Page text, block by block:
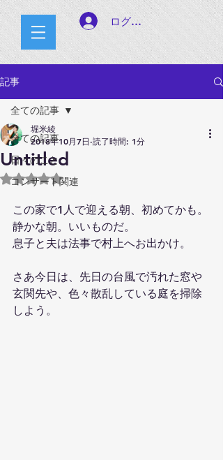
ログイン
記事
全ての記事
日々のこと
コンサート関連
全ての記事
Untitled
堀米綾
2018年10月7日 読了時間: 1分
5つ星のうちNaNと評価されています。
この家で1人で迎える朝、初めてかも。
静かな朝。いいものだ。
息子と夫は法事で村上へお出かけ。
さあ今日は、先日の台風で汚れた窓や
玄関先や、色々散乱している庭を掃除
しよう。